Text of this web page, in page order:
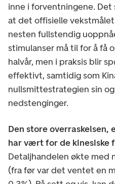
inne i forventningene. Det
at det offisielle
nesten fullstendig
stimulanser må til for å få
halvår, men i praksis blir
effektivt, samtidig som
nullsmittestrategien sin
nedstenginger.
Den store overraskelsen,
har vært for de kinesiske
Detaljhandelen økte med
(fra før var det ventet en